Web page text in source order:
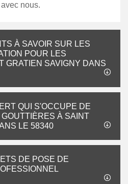
nous.
À SAVOIR SUR LES
POUR LES
GRATIEN SAVIGNY DANS
QUI S'OCCUPE DE
À SAINT
LE 58340
DE POSE DE